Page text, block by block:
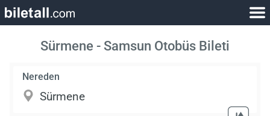
Sürmene - Samsun Otobüs Bileti
Nereden